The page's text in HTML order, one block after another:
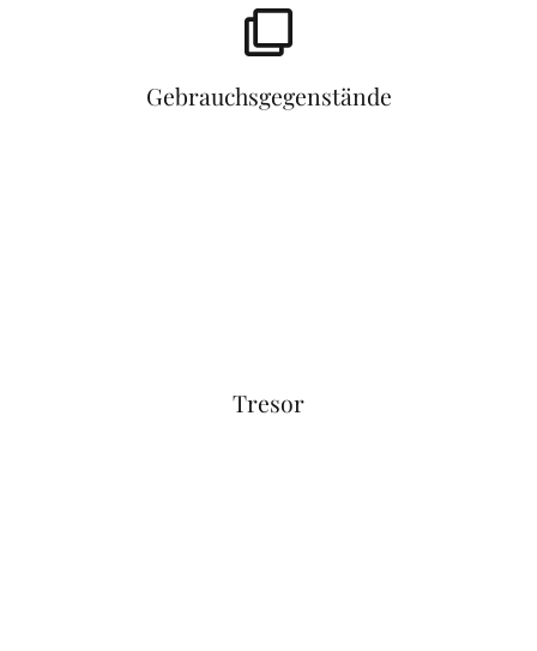
Gebrauchsgegenstände
Tresor